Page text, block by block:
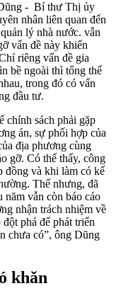
- Bí thư Thị ủy
nhân liên quan đến
lý nhà nước. vẫn
vấn đề này khiến
riêng vấn đề gia
bề ngoài thì tổng thể
trong đó có vấn
đầu tư.
chính sách phải gặp
án, sự phối hợp của
địa phương cùng
gỡ. Có thể thấy, công
và khi làm có kế
Thế nhưng, đã
năm vẫn còn báo cáo
nhận trách nhiệm về
phá để phát triển
chưa có”, ông Dũng
khăn